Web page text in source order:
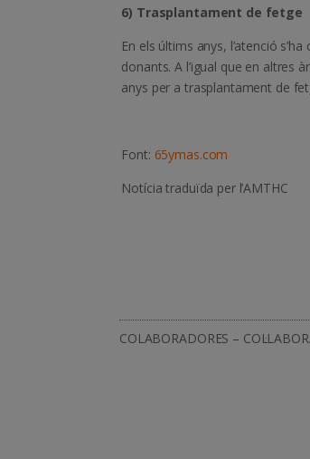
6) Trasplantament de fetge
En els últims anys, l’atenció
donants. A l’igual que en altres
anys per a trasplantament de
Font: 65ymas.com
Notícia traduïda per l’AMTHC
COLABORADORES –